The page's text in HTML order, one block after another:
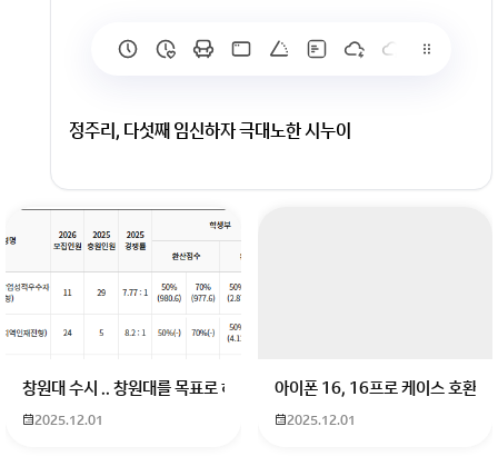
정주리, 다섯째 임신하자 극대노한 시누이
창원대 수시 .. 창원대를 목표로 하고 있는 09년생입니다 지금 제 내신이 5
2025.12.01
아이폰 16, 16프로 케이스 호환
2025.12.01